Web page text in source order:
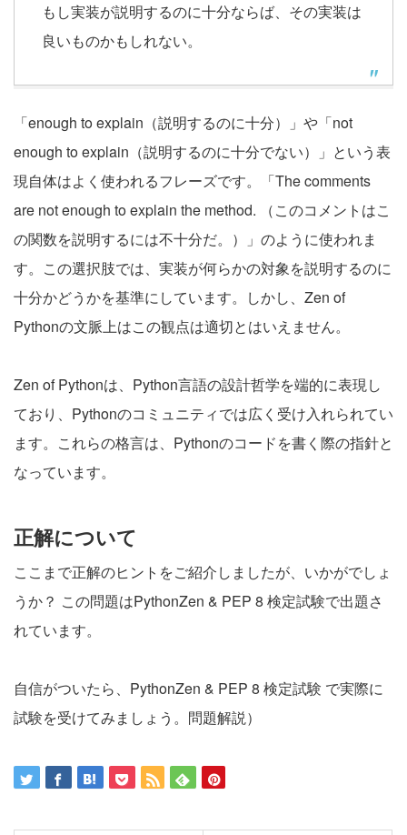
もし実装が説明するのに十分ならば、その実装は
良いものかもしれない。
「enough to explain（説明するのに十分）」や「not
enough to explain（説明するのに十分でない）」という表
現自体はよく使われるフレーズです。「The comments
are not enough to explain the method. （このコメントはこ
の関数を説明するには不十分だ。）」のように使われま
す。この選択肢では、実装が何らかの対象を説明するのに
十分かどうかを基準にしています。しかし、Zen of
Pythonの文脈上はこの観点は適切とはいえません。
Zen of Pythonは、Python言語の設計哲学を端的に表現し
ており、Pythonのコミュニティでは広く受け入れられてい
ます。これらの格言は、Pythonのコードを書く際の指針と
なっています。
正解について
ここまで正解のヒントをご紹介しましたが、いかがでしょ
うか？ この問題はPythonZen & PEP 8 検定試験で出題さ
れています。
自信がついたら、 PythonZen & PEP 8 検定試験 で実際に
試験を受けてみましょう。問題解説）